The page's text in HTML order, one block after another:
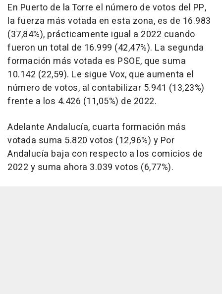
En Puerto de la Torre el número de votos del PP,
la fuerza más votada en esta zona, es de 16.983
(37,84%), prácticamente igual a 2022 cuando
fueron un total de 16.999 (42,47%). La segunda
formación más votada es PSOE, que suma
10.142 (22,59). Le sigue Vox, que aumenta el
número de votos, al contabilizar 5.941 (13,23%)
frente a los 4.426 (11,05%) de 2022.
Adelante Andalucía, cuarta formación más
votada suma 5.820 votos (12,96%) y Por
Andalucía baja con respecto a los comicios de
2022 y suma ahora 3.039 votos (6,77%).